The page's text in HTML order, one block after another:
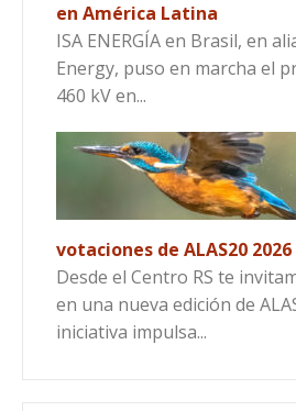
en América Latina
ISA ENERGÍA en Brasil, en
Energy, puso en marcha el
460 kV en...
votaciones de ALAS20 2026
Desde el Centro RS te
en una nueva edición de
iniciativa impulsa...